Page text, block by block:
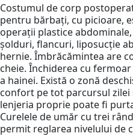
Costumul de corp
pentru bărbați, cu picioare,
operații plastice
șolduri, flancuri, liposucție
hernie. Îmbrăcămintea are
cheie. Închiderea cu
a hainei. Există o zonă
confort pe tot parcursul zilei
lenjeria proprie poate fi
Curelele de umăr cu trei
permit reglarea nivelului de